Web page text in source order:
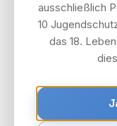
ausschließlich
10
das 18.